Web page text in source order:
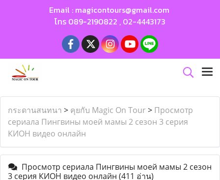
Email : magicontours@gmail.com
โทร 089-2190822 , 02-4443173
กระดานสนทนา > คุยกับ Magic On Tour > Просмотр
сериала Пингвины моей мамы 2 сезон 3 серия
КИОН видео онлайн
Просмотр сериала Пингвины моей мамы 2 сезон
3 серия КИОН видео онлайн (411 อ่าน)